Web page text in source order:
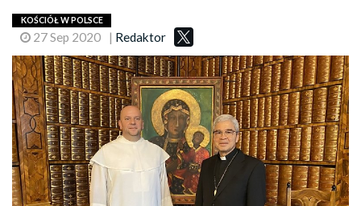
KOŚCIÓŁ W POLSCE
27 Sep 2020 | Redaktor